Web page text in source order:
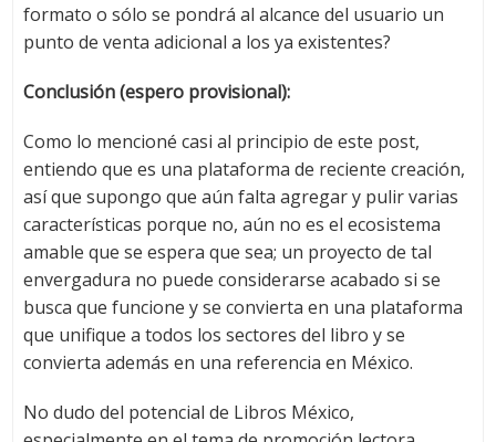
formato o sólo se pondrá al alcance del usuario un
punto de venta adicional a los ya existentes?
Conclusión (espero provisional):
Como lo mencioné casi al principio de este post,
entiendo que es una plataforma de reciente creación,
así que supongo que aún falta agregar y pulir varias
características porque no, aún no es el ecosistema
amable que se espera que sea; un proyecto de tal
envergadura no puede considerarse acabado si se
busca que funcione y se convierta en una plataforma
que unifique a todos los sectores del libro y se
convierta además en una referencia en México.
No dudo del potencial de Libros México,